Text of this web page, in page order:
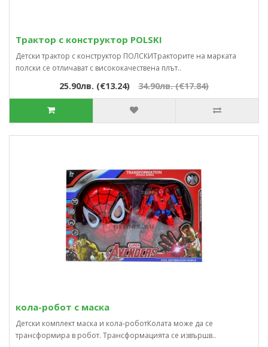
Трактор с конструктор POLSKI
Детски трактор с конструктор ПОЛСКИТракторите на марката
полски се отличават с висококачествена плът..
25.90лв. (€13.24) 34.90лв. (€17.84)
кола-робот с маска
Детски комплект маска и кола-роботКолата може да се
трансформира в робот. Трансформацията се извършв..